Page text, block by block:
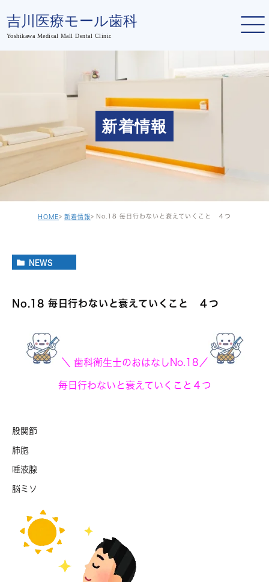
新着情報
HOME 新着情報 No.18 毎日行わないと衰えていくこと ４つ
NEWS
No.18 毎日行わないと衰えていくこと ４つ
＼ 歯科衛生士のおはなしNo.18／
毎日行わないと衰えていくこと４つ
股関節
肺胞
唾液腺
脳ミソ